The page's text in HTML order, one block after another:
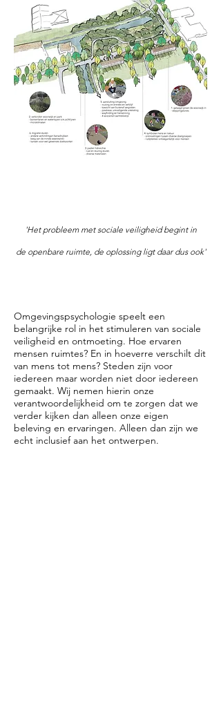
'Het probleem met sociale veiligheid begint in
de openbare ruimte, de oplossing ligt daar dus ook'
Omgevingspsychologie speelt een
belangrijke rol in het stimuleren van sociale
veiligheid en ontmoeting. Hoe ervaren
mensen ruimtes? En in hoeverre verschilt dit
van mens tot mens? Steden zijn voor
iedereen maar worden niet door iedereen
gemaakt. Wij nemen hierin onze
verantwoordelijkheid om te zorgen dat we
verder kijken dan alleen onze eigen
beleving en ervaringen. Alleen dan zijn we
echt inclusief aan het ontwerpen.